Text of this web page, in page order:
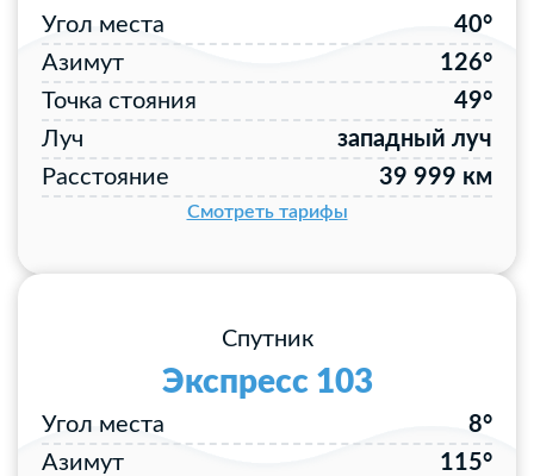
Угол места
40°
Азимут
126°
Точка стояния
49°
Луч
западный луч
Расстояние
39 999 км
Смотреть тарифы
Спутник
Экспресс 103
Угол места
8°
Азимут
115°